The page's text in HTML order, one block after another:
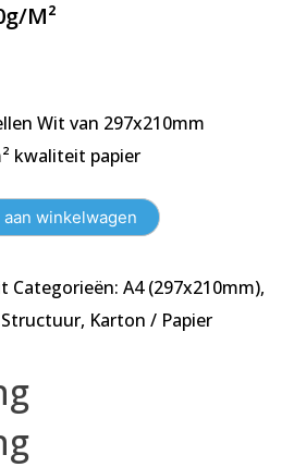
m²
Wit van 297x210mm
kwaliteit papier
winkelwagen
Categorieën: A4 (297x210mm),
, Karton / Papier